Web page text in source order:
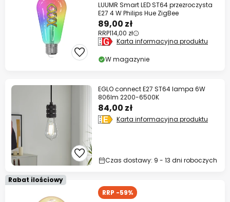
LUUMR Smart LED ST64 przezroczysta
E27 4 W Philips Hue ZigBee
89,00 zł
RRP114,00 zł
Karta informacyjna produktu
W magazynie
EGLO connect E27 ST64 lampa 6W
806lm 2200-6500K
84,00 zł
Karta informacyjna produktu
Czas dostawy: 9 - 13 dni roboczych
Rabat ilościowy
RRP -59%